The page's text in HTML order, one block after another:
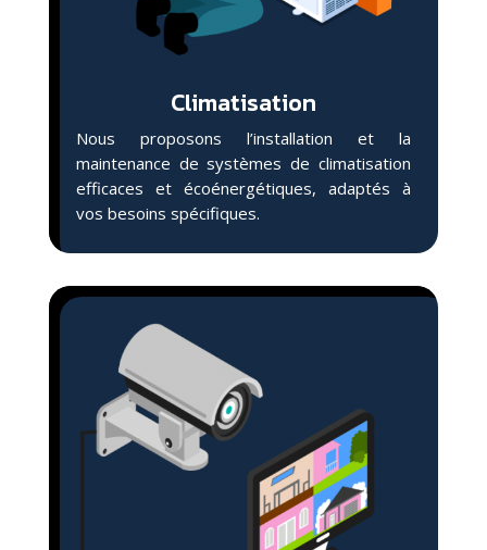
Climatisation
Nous proposons l’installation et la
maintenance de systèmes de climatisation
efficaces et écoénergétiques, adaptés à
vos besoins spécifiques.